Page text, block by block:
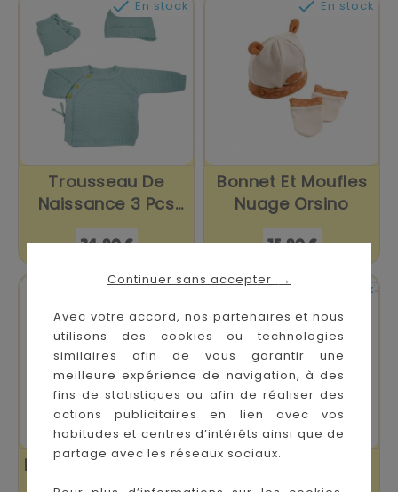
Continuer sans accepter →
Avec votre accord, nos partenaires et nous
utilisons des cookies ou technologies
similaires afin de vous garantir une
meilleure expérience de navigation, à des
fins de statistiques ou afin de réaliser des
actions publicitaires en lien avec vos
habitudes et centres d’intérêts ainsi que de
partage avec les réseaux sociaux.
 En stock
Trousseau De
Naissance 3 Pcs
Vert Sauge
Prix
24,90 €
 En stock
Bonnet Et Moufles
Nuage Orsino
Prix
15,90 €
En stock
Bonnet Nouveau Né
Gris
En stock
Maille Vert Olive...